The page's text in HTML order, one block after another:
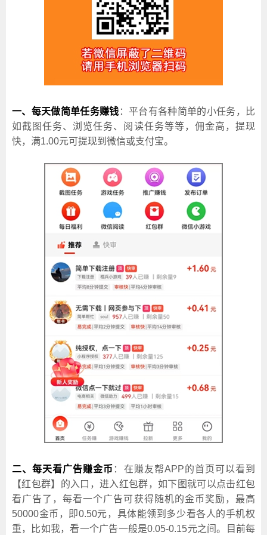
一、每天做简单任务赚钱 ：平台有各种简单的小任务，比
如截图任务、浏览任务、阅读任务等等，佣金高，提现
快，满1.00元可提现到微信或支付宝。
二、每天看广告赚金币 ：在赚友帮APP的首页可以看到
【红包群】的入口，进入红包群，如下图就可以点击红包
看广告了，每看一个广告可获得随机的金币奖励，最高
50000金币，即0.50元，具体能领到多少看各人的手机权
重，比如我，看一个广告一般是0.05-0.15元之间。目前每